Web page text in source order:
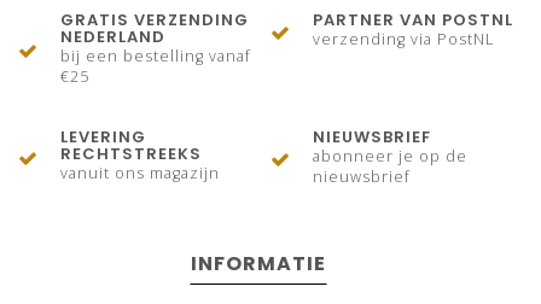
GRATIS VERZENDING
NEDERLAND
bij een bestelling vanaf
€25
PARTNER VAN POSTNL
verzending via PostNL
LEVERING
RECHTSTREEKS
vanuit ons magazijn
NIEUWSBRIEF
abonneer je op de
nieuwsbrief
INFORMATIE